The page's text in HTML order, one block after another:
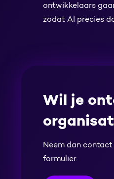
ontwikkelaars
zodat AI precies
Wil je
Neem dan
formulier.